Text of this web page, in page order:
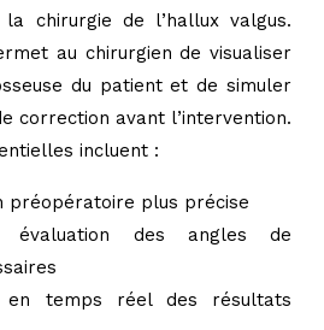
chirurgie de l’hallux valgus.
au chirurgien de visualiser
du patient et de simuler
correction avant l’intervention.
incluent :
préopératoire plus précise
évaluation des angles de
en temps réel des résultats